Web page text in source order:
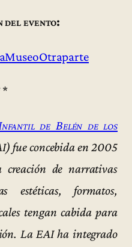
del evento:
*
de Belén de los
fue concebida en 2005
de narrativas
estéticas, formatos,
tengan cabida para
La EAI ha integrado